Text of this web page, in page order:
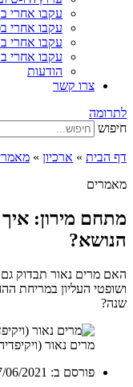
עקבו אחרי
עקבו אחרי
עקבו אחרי
עקבו אחרי
הודעות
צרו קשר
לתרומה
חיפוש
דף הבית » ארכיון »
מאמרים
מתחם מירון:
הנושא?
האם מרים נאור תבדוק
שנה?
מרים נאור
פורסם ב: 06/2021